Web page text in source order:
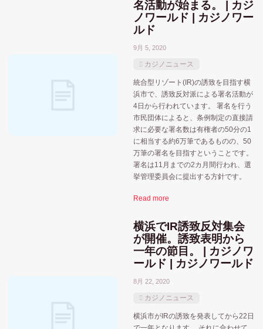
名活動が始まる。 | カジ
ノワールド | カジノワー
ルド
9月 5, 2020
カジノニュース
統合型リゾート(IR)の誘致を目指す横
浜市で、誘致反対派による署名活動が
4日から行われています。 署名を行う
市民団体によると、条例制定の直接請
求に必要な署名数は有権者の50分の1
に相当する約6万筆であるものの、50
万筆の署名を目指すということです。
署名は11月までの2カ月間行われ、選
挙管理委員会に提出する方針です。
Read more
横浜でIR誘致反対集会
が開催。誘致表明から
一年の節目。 | カジノワ
ールド | カジノワールド
8月 22, 2020
カジノニュース
横浜市がIRの誘致を発表してから22日